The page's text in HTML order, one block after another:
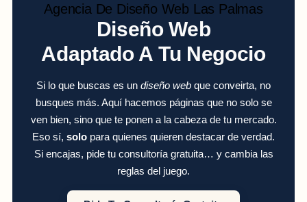
Agencia De Diseño Web Las Palmas
Diseño Web
Adaptado A Tu Negocio
Si lo que buscas es un diseño web que conveirta, no
busques más. Aquí hacemos páginas que no solo se
ven bien, sino que te ponen a la cabeza de tu mercado.
Eso sí, solo para quienes quieren destacar de verdad.
Si encajas, pide tu consultoría gratuita… y cambia las
reglas del juego.